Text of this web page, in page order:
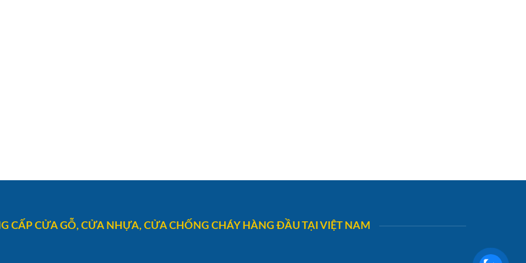
CẤP CỬA GỖ, CỬA NHỰA, CỬA CHỐNG CHÁY HÀNG ĐẦU TẠI VIỆT NAM